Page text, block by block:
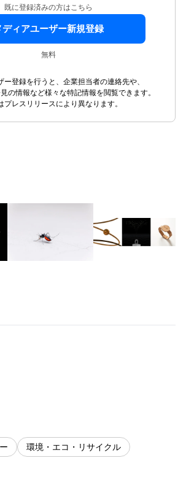
既に登録済みの方はこちら
ディアユーザー新規登録
無料
ー登録を行うと、企業担当者の連絡先や、
の情報など様々な特記情報を閲覧できます。
レスリリースにより異なります。
環境・エコ・リサイクル